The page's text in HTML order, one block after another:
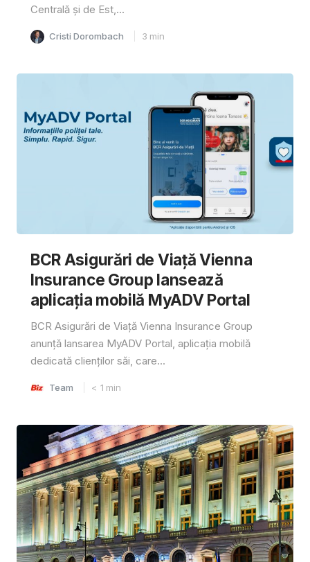
Centrală și de Est,...
Cristi Dorombach 3 min
BCR Asigurări de Viață Vienna
Insurance Group lansează
aplicația mobilă MyADV Portal
BCR Asigurări de Viață Vienna Insurance Group
anunță lansarea MyADV Portal, aplicația mobilă
dedicată clienților săi, care...
Team < 1 min